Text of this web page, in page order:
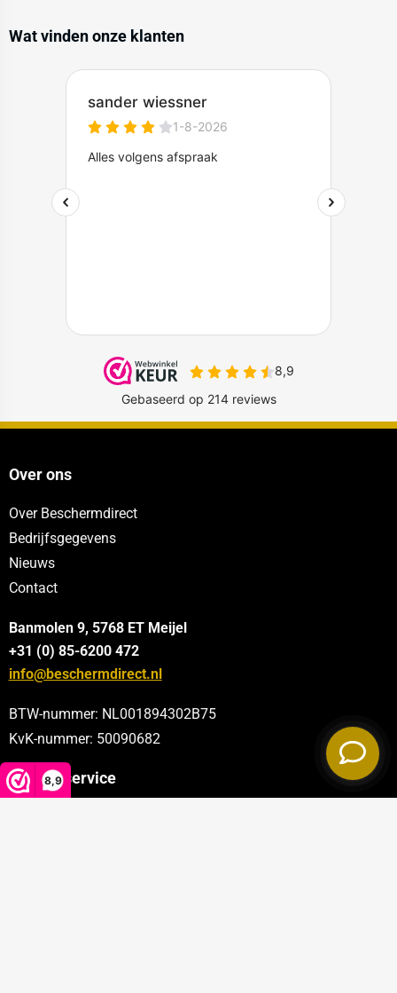
8,9
Wat vinden onze klanten
Over ons
Over Beschermdirect
Bedrijfsgegevens
Nieuws
Contact
Banmolen 9, 5768 ET Meijel
+31 (0) 85-6200 472
info@beschermdirect.nl
BTW-nummer: NL001894302B75
KvK-nummer: 50090682
Klantenservice